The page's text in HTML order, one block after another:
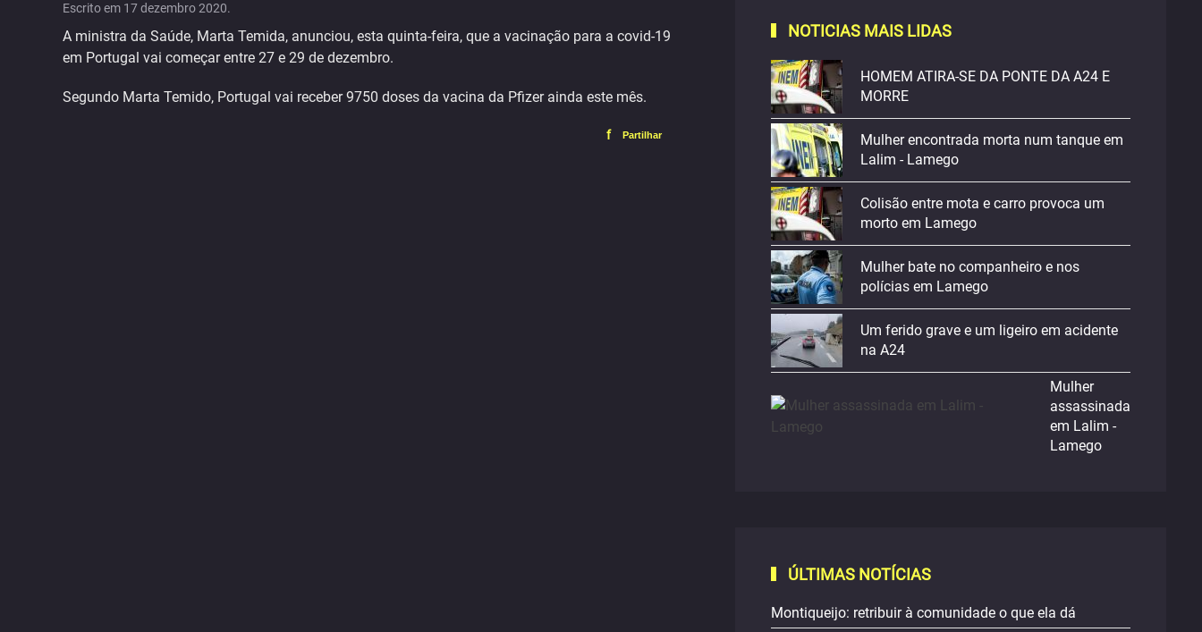
Escrito em 17 dezembro 2020.
A ministra da Saúde, Marta Temida, anunciou, esta quinta-feira, que a vacinação para a covid-19
em Portugal vai começar entre 27 e 29 de dezembro.
Segundo Marta Temido, Portugal vai receber 9750 doses da vacina da Pfizer ainda este mês.
f Partilhar
NOTICIAS MAIS LIDAS
HOMEM ATIRA-SE DA PONTE DA A24 E
MORRE
Mulher encontrada morta num tanque em
Lalim - Lamego
Colisão entre mota e carro provoca um
morto em Lamego
Mulher bate no companheiro e nos
polícias em Lamego
Um ferido grave e um ligeiro em acidente
na A24
Mulher
assassinada
em Lalim -
Lamego
ÚLTIMAS NOTÍCIAS
Montiqueijo: retribuir à comunidade o que ela dá